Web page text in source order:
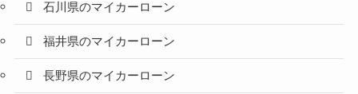
石川県のマイカーローン
福井県のマイカーローン
長野県のマイカーローン